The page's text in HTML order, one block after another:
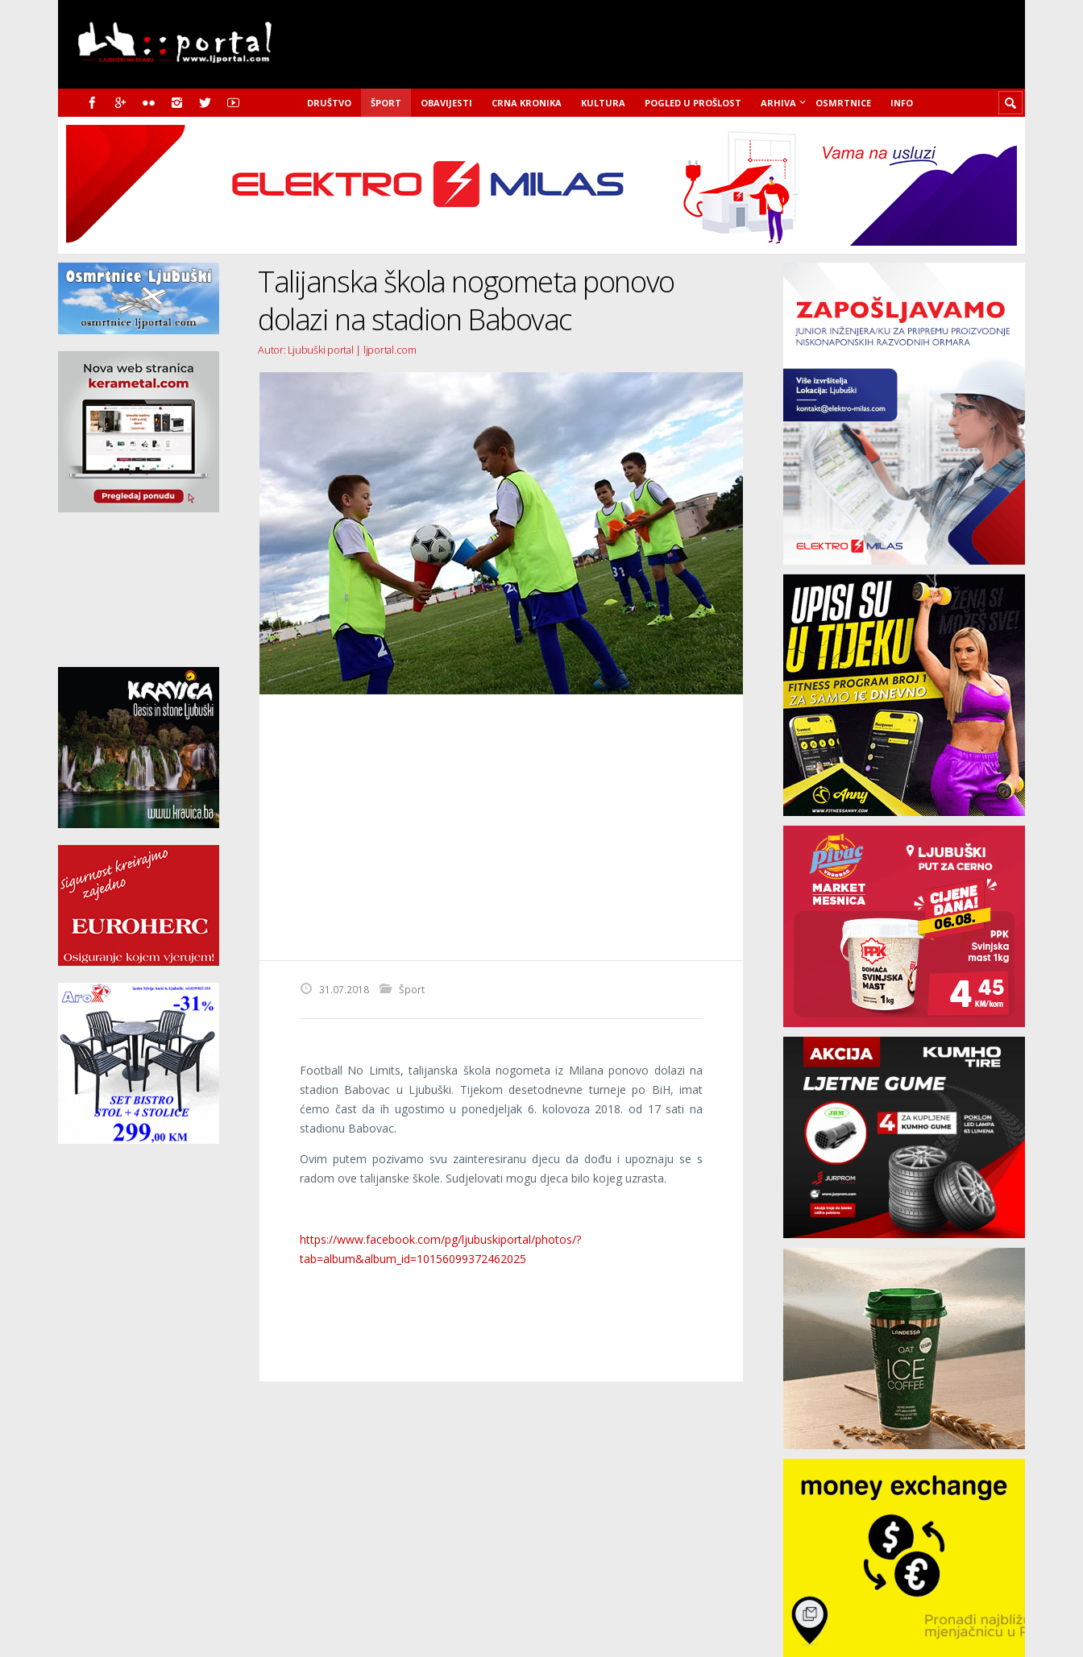
DRUŠTVO ŠPORT OBAVIJESTI CRNA KRONIKA KULTURA POGLED U PROŠLOST ARHIVA OSMRTNICE INFO
Talijanska škola nogometa ponovo
dolazi na stadion Babovac
Autor: Ljubuški portal | ljportal.com
31.07.2018 Šport
Football No Limits, talijanska škola nogometa iz Milana ponovo dolazi na
stadion Babovac u Ljubuški. Tijekom desetodnevne turneje po BiH, imat
ćemo čast da ih ugostimo u ponedjeljak 6. kolovoza 2018. od 17 sati na
stadionu Babovac.
Ovim putem pozivamo svu zainteresiranu djecu da dođu i upoznaju se s
radom ove talijanske škole. Sudjelovati mogu djeca bilo kojeg uzrasta.
https://www.facebook.com/pg/ljubuskiportal/photos/?
tab=album&album_id=10156099372462025